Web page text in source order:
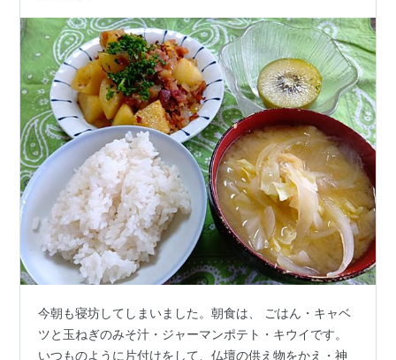
今朝も寝坊してしまいました。朝食は、 ごはん・キャベ
ツと玉ねぎのみそ汁・ジャーマンポテト・キウイです。
いつものように片付けをして、仏壇の供え物をかえ・神